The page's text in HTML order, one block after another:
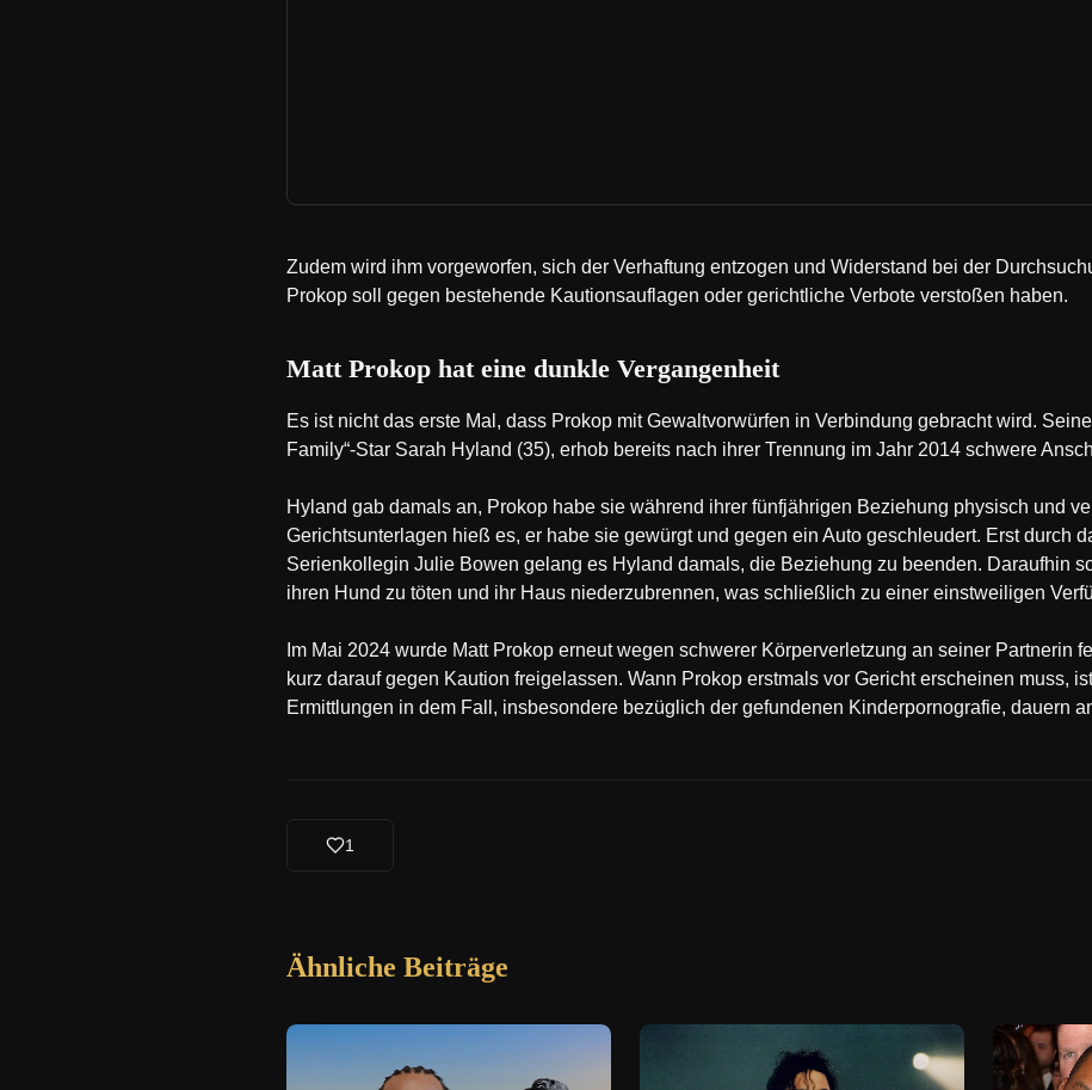
Zudem wird ihm vorgeworfen, sich der Verhaftung entzogen und Widerstand bei der
Prokop soll gegen bestehende Kautionsauflagen oder gerichtliche Verbote verstoßen haben.
Matt Prokop hat eine dunkle Vergangenheit
Es ist nicht das erste Mal, dass Prokop mit Gewaltvorwürfen in Verbindung gebracht wird.
Family“-Star Sarah Hyland (35), erhob bereits nach ihrer Trennung im Jahr 2014 schwere
Hyland gab damals an, Prokop habe sie während ihrer fünfjährigen Beziehung physisch und
Gerichtsunterlagen hieß es, er habe sie gewürgt und gegen ein Auto geschleudert. Erst durch
Serienkollegin Julie Bowen gelang es Hyland damals, die Beziehung zu beenden. Daraufhin
ihren Hund zu töten und ihr Haus niederzubrennen, was schließlich zu einer einstweiligen
Im Mai 2024 wurde Matt Prokop erneut wegen schwerer Körperverletzung an seiner Partnerin
kurz darauf gegen Kaution freigelassen. Wann Prokop erstmals vor Gericht erscheinen muss,
Ermittlungen in dem Fall, insbesondere bezüglich der gefundenen Kinderpornografie, dauern
1
Ähnliche Beiträge